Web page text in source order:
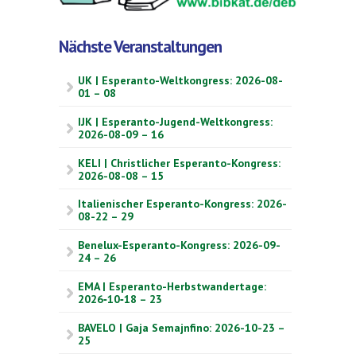
Nächste Veranstaltungen
UK | Esperanto-Weltkongress: 2026-08-
01 – 08
IJK | Esperanto-Jugend-Weltkongress:
2026-08-09 – 16
KELI | Christlicher Esperanto-Kongress:
2026-08-08 – 15
Italienischer Esperanto-Kongress: 2026-
08-22 – 29
Benelux-Esperanto-Kongress: 2026-09-
24 – 26
EMA | Esperanto-Herbstwandertage:
2026‑10‑18 – 23
BAVELO | Gaja Semajnfino: 2026-10-23 –
25